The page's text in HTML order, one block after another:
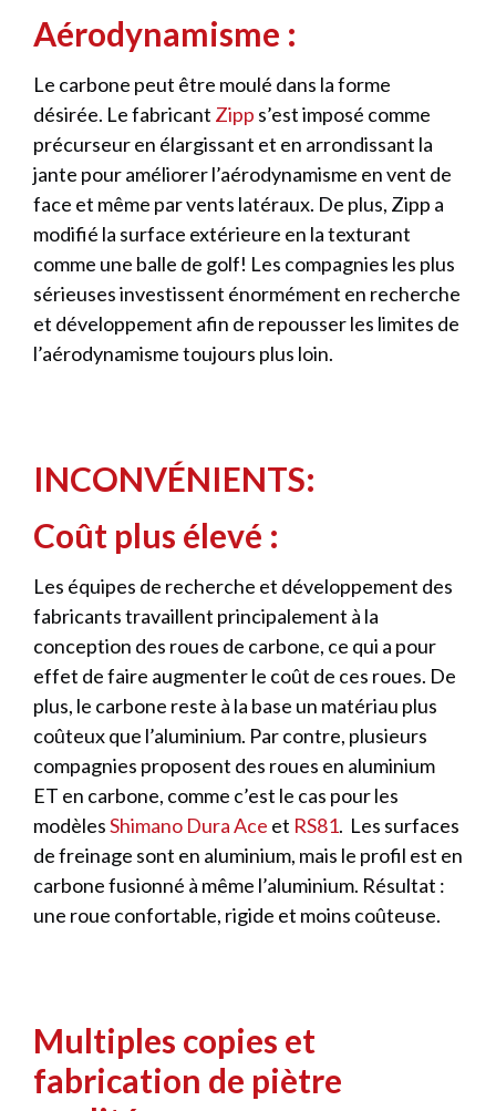
Aérodynamisme :
Le carbone peut être moulé dans la forme
désirée. Le fabricant Zipp s’est imposé comme
précurseur en élargissant et en arrondissant la
jante pour améliorer l’aérodynamisme en vent de
face et même par vents latéraux. De plus, Zipp a
modifié la surface extérieure en la texturant
comme une balle de golf! Les compagnies les plus
sérieuses investissent énormément en recherche
et développement afin de repousser les limites de
l’aérodynamisme toujours plus loin.
INCONVÉNIENTS:
Coût plus élevé :
Les équipes de recherche et développement des
fabricants travaillent principalement à la
conception des roues de carbone, ce qui a pour
effet de faire augmenter le coût de ces roues. De
plus, le carbone reste à la base un matériau plus
coûteux que l’aluminium. Par contre, plusieurs
compagnies proposent des roues en aluminium
ET en carbone, comme c’est le cas pour les
modèlesShimano Dura Ace et RS81. Les surfaces
de freinage sont en aluminium, mais le profil est en
carbone fusionné à même l’aluminium. Résultat :
une roue confortable, rigide et moins coûteuse.
Multiples copies et
fabrication de piètre